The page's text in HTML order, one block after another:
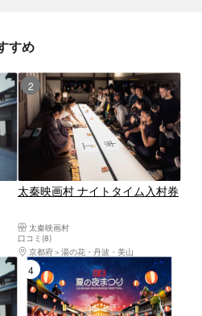
すめ
2位
太秦映画村 ナイトタイム入村券
太秦映画村
口コミ(8)
京都府
湯の花・丹波・美山
4位